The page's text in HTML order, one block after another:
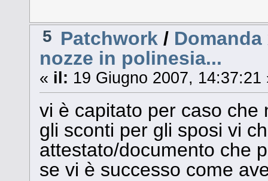
5 Patchwork /
nozze in polinesia...
« il: 19 Giugno 2007, 14:37:21
vi è capitato per caso che
gli sconti per gli sposi vi
attestato/documento che
se vi è successo come